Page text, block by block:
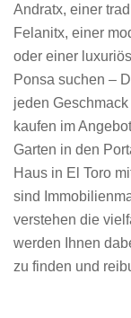
Andratx, einer
Felanitx, einer
oder einer
Ponsa suchen –
jeden
kaufen im
Garten in den
Haus in El Toro
sind
verstehen die
werden Ihnen
zu finden und